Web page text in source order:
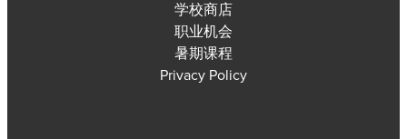
学校商店
职业机会
暑期课程
Privacy Policy